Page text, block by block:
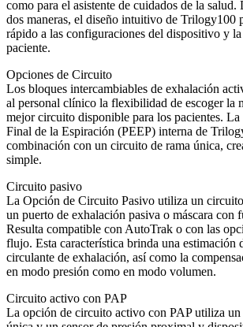
como para el asistente de cuidados de la salud.
dos maneras, el diseño intuitivo de Trilogy100
rápido a las configuraciones del dispositivo y
paciente.
Opciones de Circuito
Los bloques intercambiables de exhalación
al personal clínico la flexibilidad de escoger la
mejor circuito disponible para los pacientes. La
Final de la Espiración (PEEP) interna de
combinación con un circuito de rama única,
simple.
Circuito pasivo
La Opción de Circuito Pasivo utiliza un
un puerto de exhalación pasiva o máscara con
Resulta compatible con AutoTrak o con las
flujo. Esta característica brinda una estimación
circulante de exhalación, así como la
en modo presión como en modo volumen.
Circuito activo con PAP
La opción de circuito activo con PAP utiliza un